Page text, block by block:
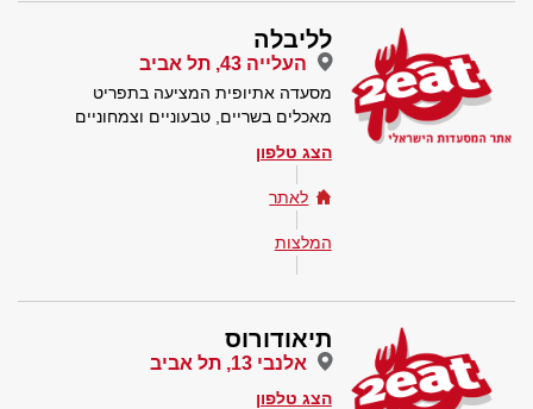
לליבלה
העלייה 43, תל אביב
מסעדה אתיופית המציעה בתפריט
מאכלים בשריים, טבעוניים וצמחוניים
הצג טלפון
לאתר
המלצות
תיאודורוס
אלנבי 13, תל אביב
הצג טלפון